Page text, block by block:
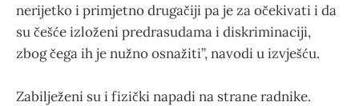
nerijetko i primjetno drugačiji pa je za očekivati i da
su češće izloženi predrasudama i diskriminaciji,
zbog čega ih je nužno osnažiti”, navodi u izvješću.
Zabilježeni su i fizički napadi na strane radnike.